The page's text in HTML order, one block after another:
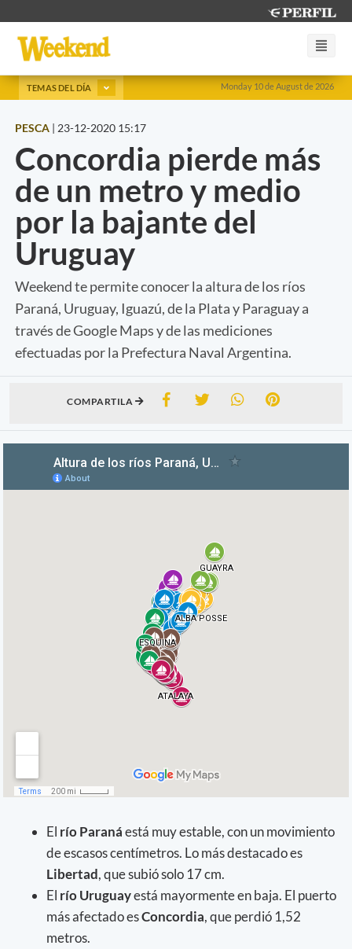
Monday 10 de August de 2026
TEMAS DEL DÍA
PESCA | 23-12-2020 15:17
Concordia pierde más
de un metro y medio
por la bajante del
Uruguay
Weekend te permite conocer la altura de los ríos
Paraná, Uruguay, Iguazú, de la Plata y Paraguay a
través de Google Maps y de las mediciones
efectuadas por la Prefectura Naval Argentina.
COMPARTILA
El río Paranáestá muy estable, con un movimiento
de escasos centímetros. Lo más destacado es
Libertad, que subió solo 17 cm.
El río Uruguayestá mayormente en baja. El puerto
más afectado esConcordia, que perdió 1,52
metros.